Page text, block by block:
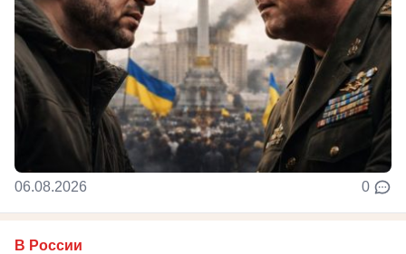
06.08.2026 0
В России